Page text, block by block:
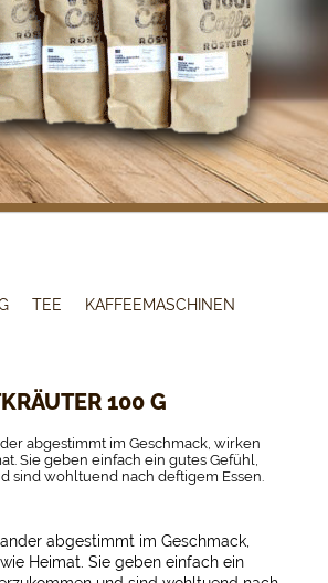
TEE
KAFFEEMASCHINEN
100 G
abgestimmt im Geschmack, wirken
Sie geben einfach ein gutes Gefühl,
sind wohltuend nach deftigem Essen.
abgestimmt im Geschmack,
Heimat. Sie geben einfach ein